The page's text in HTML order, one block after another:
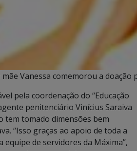
Vanessa comemorou a doação
pela coordenação do “Educação
penitenciário Vinícius Saraiva
tem tomado dimensões bem
“Isso graças ao apoio de toda a
equipe de servidores da Máxima”,